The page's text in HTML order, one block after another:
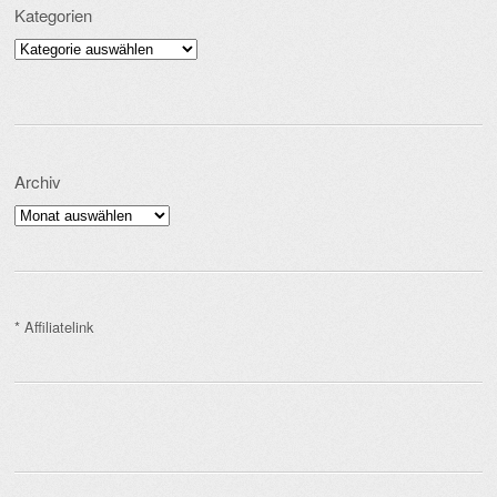
Kategorien
Kategorien
Archiv
Archiv
* Affiliatelink